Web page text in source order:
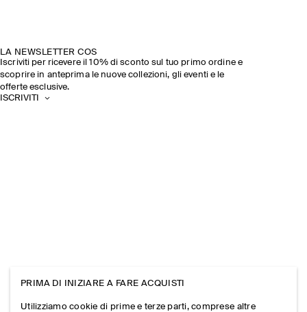
LA NEWSLETTER COS
Iscriviti per ricevere il 10% di sconto sul tuo primo ordine e
scoprire in anteprima le nuove collezioni, gli eventi e le
offerte esclusive.
ISCRIVITI
PRIMA DI INIZIARE A FARE ACQUISTI
Utilizziamo cookie di prime e terze parti, comprese altre